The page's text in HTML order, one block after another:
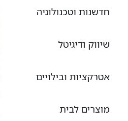
חדשנות וטכנולוגיה
שיווק ודיגיטל
אטרקציות ובילויים
מוצרים לבית